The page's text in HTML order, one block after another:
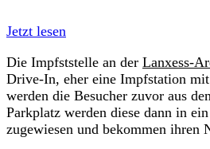
Jetzt lesen
Die Impfststelle an der Lanxess-
Drive-In, eher eine Impfstation
werden die Besucher zuvor aus
Parkplatz werden diese dann in
zugewiesen und bekommen ihren